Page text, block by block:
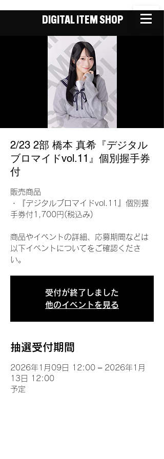
DIGITAL ITEM SHOP
2/23 2部 橋本 真希『デジタル
ブロマイドvol.11』個別握手券
付
販売商品
・『デジタルブロマイドvol.11』個別握
手券付1,700円(税込み)
商品やイベントの詳細、応募期間などは
以下イベントについてをご確認くださ
い。
受付が終了しました
他のイベントを見る
抽選受付期間
2026年1月09日 12:00 – 2026年1月
13日 12:00
予定